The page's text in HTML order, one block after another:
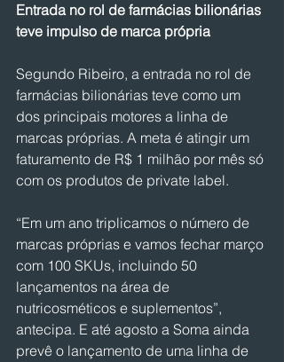
Entrada no rol de farmácias bilionárias
teve impulso de marca própria
Segundo Ribeiro, a entrada no rol de
farmácias bilionárias teve como um
dos principais motores a linha de
marcas próprias. A meta é atingir um
faturamento de R$ 1 milhão por mês só
com os produtos de private label.
“Em um ano triplicamos o número de
marcas próprias e vamos fechar março
com 100 SKUs, incluindo 50
lançamentos na área de
nutricosméticos e suplementos”,
antecipa. E até agosto a Soma ainda
prevê o lançamento de uma linha de